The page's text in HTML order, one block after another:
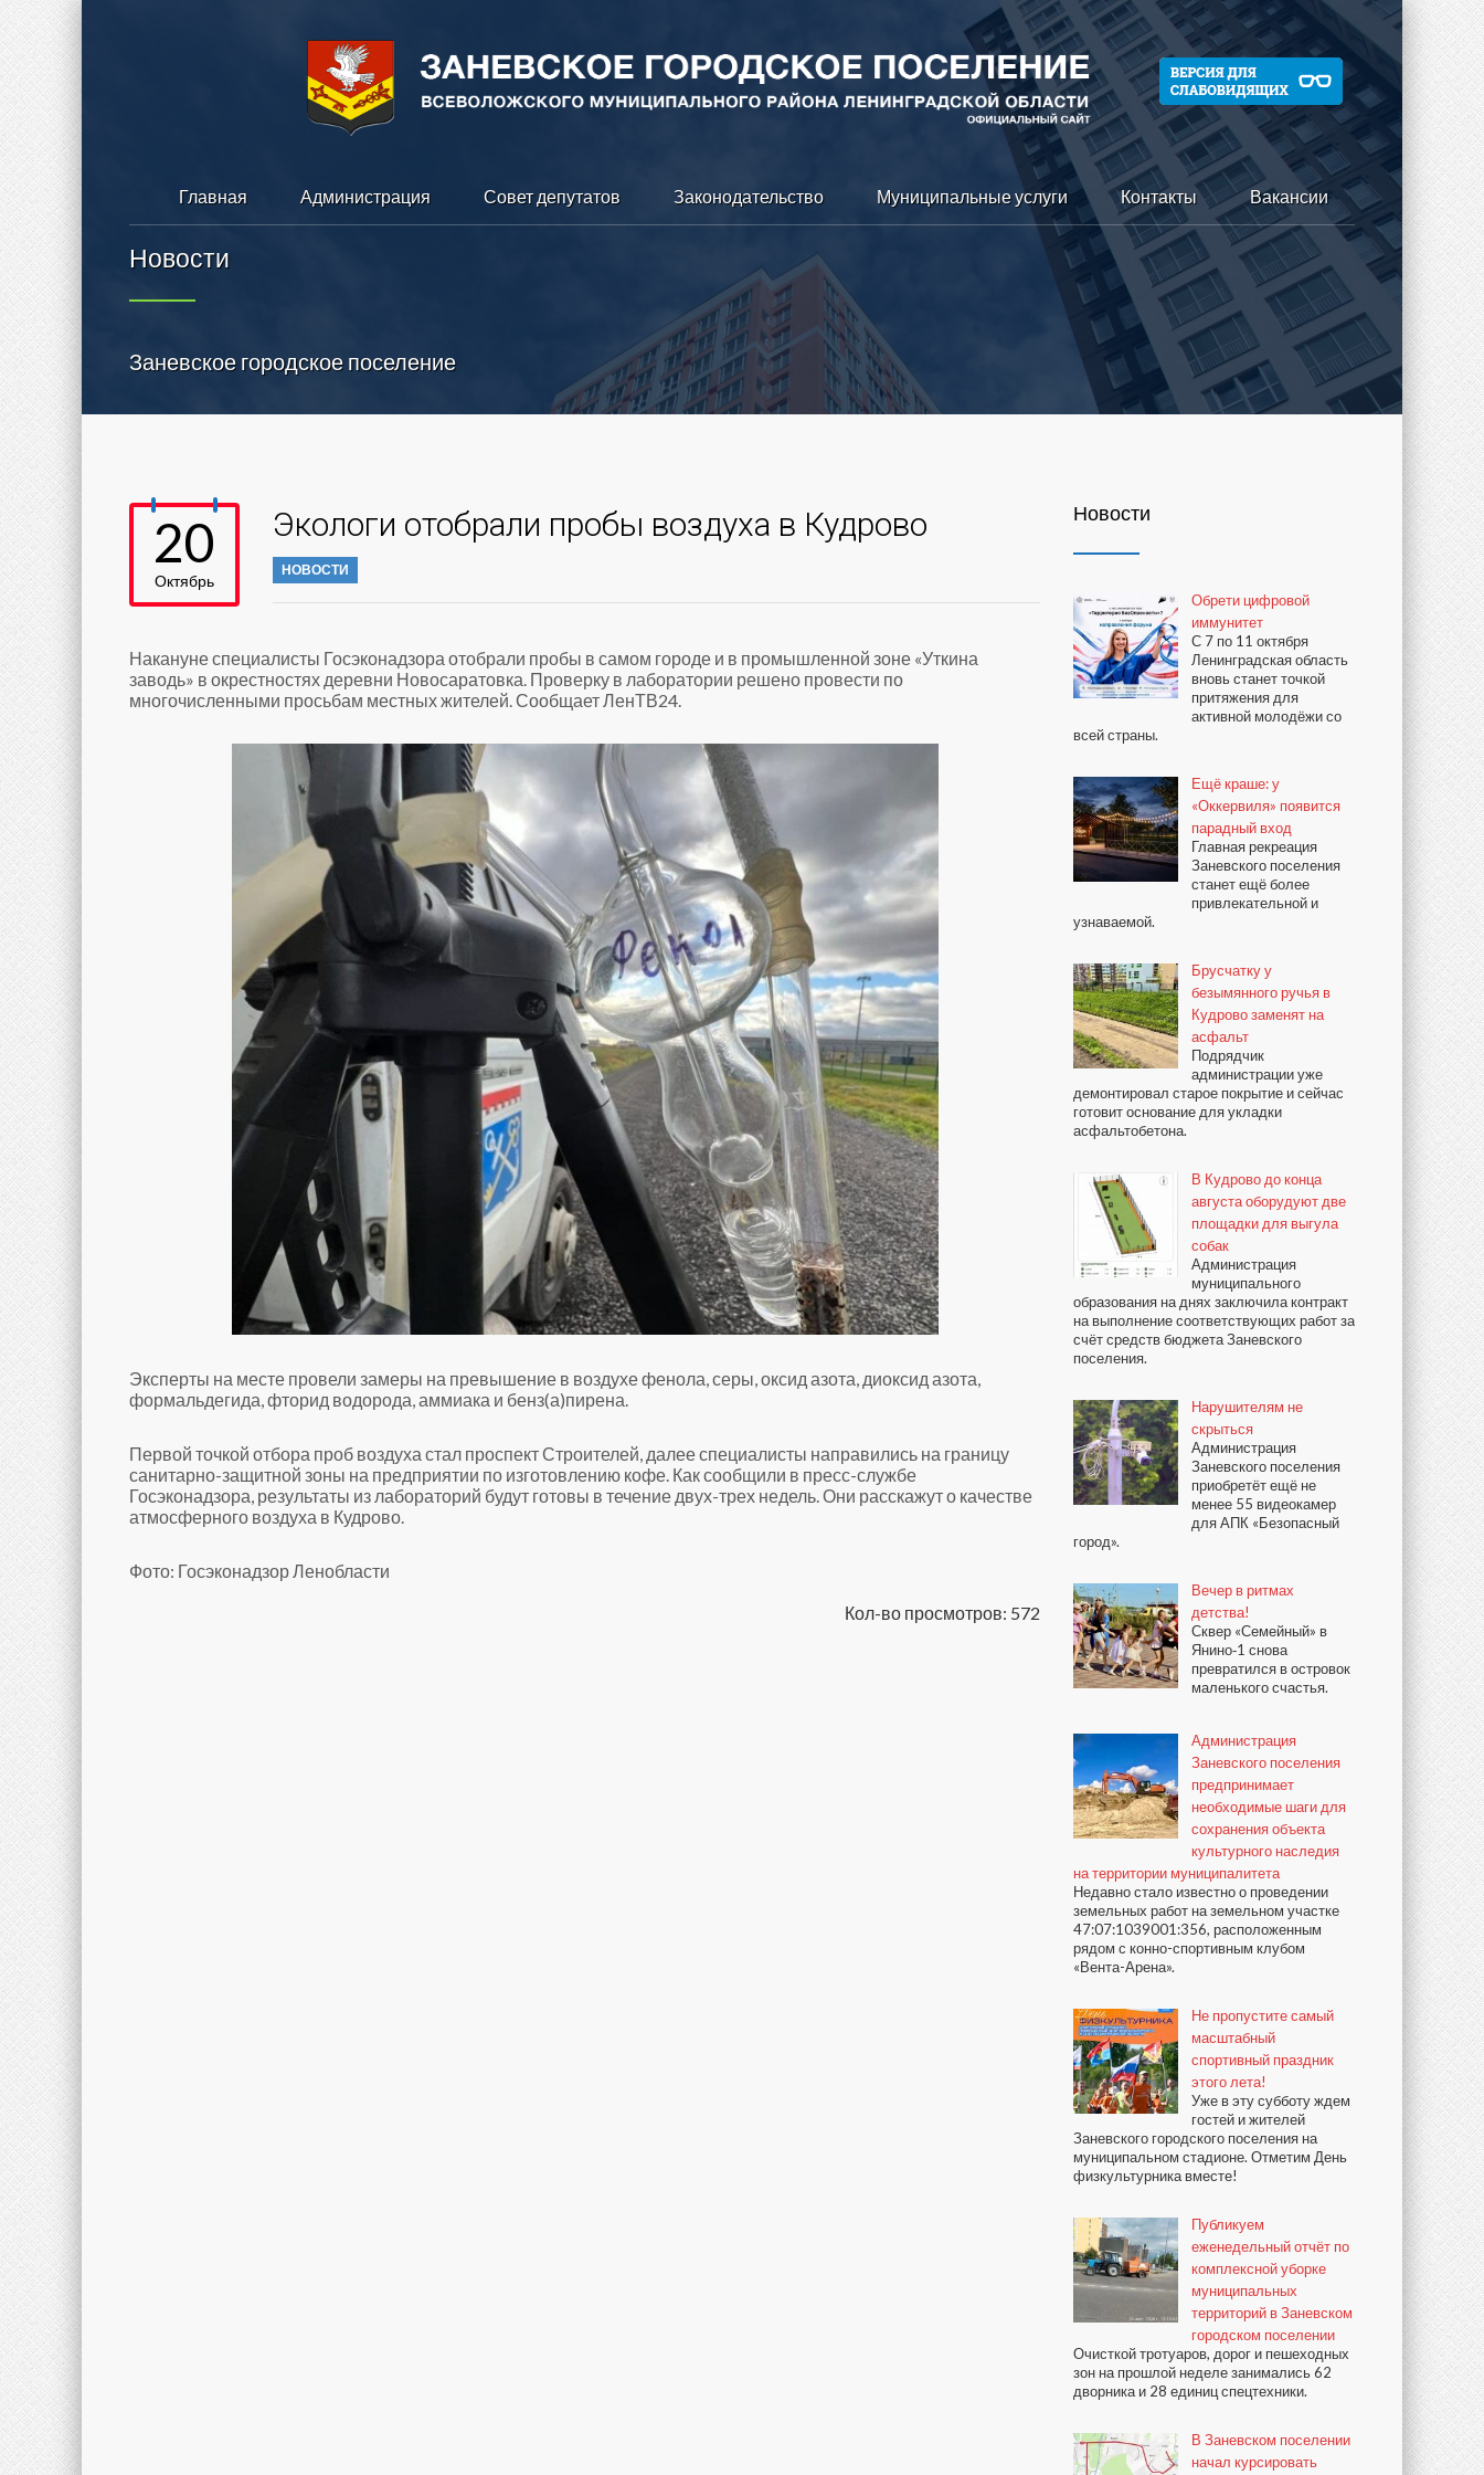
Главная Администрация Совет депутатов Законодательство Муниципальные услуги Контакты Вакансии
Новости
Заневское городское поселение
20
Октябрь
Экологи отобрали пробы воздуха в Кудрово
НОВОСТИ
Накануне специалисты Госэконадзора отобрали пробы в самом городе и в промышленной зоне «Уткина
заводь» в окрестностях деревни Новосаратовка. Проверку в лаборатории решено провести по
многочисленными просьбам местных жителей. Сообщает ЛенТВ24.
Эксперты на месте провели замеры на превышение в воздухе фенола, серы, оксид азота, диоксид азота,
формальдегида, фторид водорода, аммиака и бенз(а)пирена.
Первой точкой отбора проб воздуха стал проспект Строителей, далее специалисты направились на границу
санитарно-защитной зоны на предприятии по изготовлению кофе. Как сообщили в пресс-службе
Госэконадзора, результаты из лабораторий будут готовы в течение двух-трех недель. Они расскажут о качестве
атмосферного воздуха в Кудрово.
Фото: Госэконадзор Ленобласти
Кол-во просмотров: 572
Новости
Обрети цифровой
иммунитет
С 7 по 11 октября
Ленинградская область
вновь станет точкой
притяжения для
активной молодёжи со
всей страны.
Ещё краше: у
«Оккервиля» появится
парадный вход
Главная рекреация
Заневского поселения
станет ещё более
привлекательной и
узнаваемой.
Брусчатку у
безымянного ручья в
Кудрово заменят на
асфальт
Подрядчик
администрации уже
демонтировал старое покрытие и сейчас
готовит основание для укладки
асфальтобетона.
В Кудрово до конца
августа оборудуют две
площадки для выгула
собак
Администрация
муниципального
образования на днях заключила контракт
на выполнение соответствующих работ за
счёт средств бюджета Заневского
поселения.
Нарушителям не
скрыться
Администрация
Заневского поселения
приобретёт ещё не
менее 55 видеокамер
для АПК «Безопасный
город».
Вечер в ритмах
детства!
Сквер «Семейный» в
Янино‑1 снова
превратился в островок
маленького счастья.
Администрация
Заневского поселения
предпринимает
необходимые шаги для
сохранения объекта
культурного наследия
на территории муниципалитета
Недавно стало известно о проведении
земельных работ на земельном участке
47:07:1039001:356, расположенным
рядом с конно-спортивным клубом
«Вента-Арена».
Не пропустите самый
масштабный
спортивный праздник
этого лета!
Уже в эту субботу ждем
гостей и жителей
Заневского городского поселения на
муниципальном стадионе. Отметим День
физкультурника вместе!
Публикуем
еженедельный отчёт по
комплексной уборке
муниципальных
территорий в Заневском
городском поселении
Очисткой тротуаров, дорог и пешеходных
зон на прошлой неделе занимались 62
дворника и 28 единиц спецтехники.
В Заневском поселении
начал курсировать